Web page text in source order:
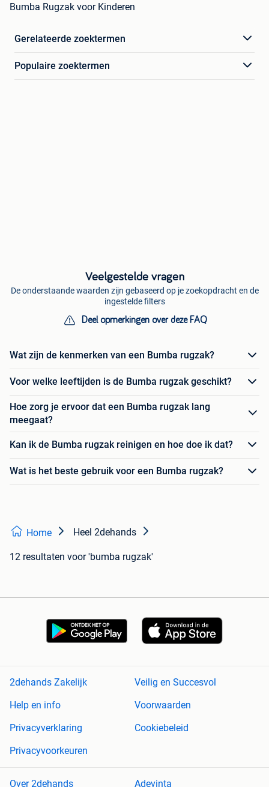
Bumba Rugzak voor Kinderen
Gerelateerde zoektermen
Populaire zoektermen
Veelgestelde vragen
De onderstaande waarden zijn gebaseerd op je zoekopdracht en de
ingestelde filters
Deel opmerkingen over deze FAQ
Wat zijn de kenmerken van een Bumba rugzak?
Voor welke leeftijden is de Bumba rugzak geschikt?
Hoe zorg je ervoor dat een Bumba rugzak lang
meegaat?
Kan ik de Bumba rugzak reinigen en hoe doe ik dat?
Wat is het beste gebruik voor een Bumba rugzak?
Home Heel 2dehands
12 resultaten voor 'bumba rugzak'
2dehands Zakelijk
Veilig en Succesvol
Help en info
Voorwaarden
Privacyverklaring
Cookiebeleid
Privacyvoorkeuren
Over 2dehands Adevinta